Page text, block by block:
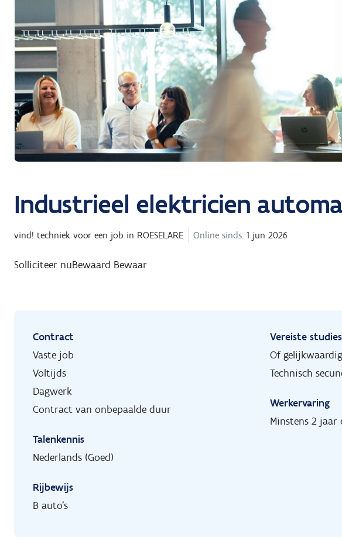
Industrieel elektricien
vind! techniek voor een job in ROESELARE Online sinds: 1 jun 2026
Solliciteer nuBewaard Bewaar
Contract
Vaste job
Voltijds
Dagwerk
Contract van onbepaalde duur
Talenkennis
Nederlands (Goed)
Rijbewijs
B auto's
Vereiste studies
Of
Technisch
Werkervaring
Minstens 2 jaar